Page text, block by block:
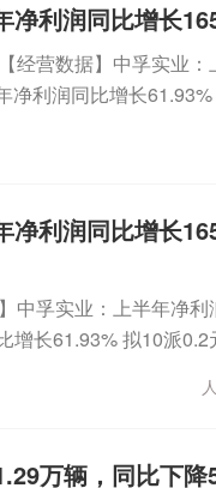
净利润同比增长
经营数据】中孚实业
净利润同比增长
利润7241.33万元 同
利润5.65亿元 同比增
增长8.09%厚普股份
润759.69万元 同比扭
气：上半年净利润
同比下降5.48%中通客
售收入588.61万元 同
：拟收购中电磁声控
净利润同比增长
中孚实业：上半年净
增长61.93% 拟10派
万元 同比增长
元 同比增长19.41%
万辆，同比下降